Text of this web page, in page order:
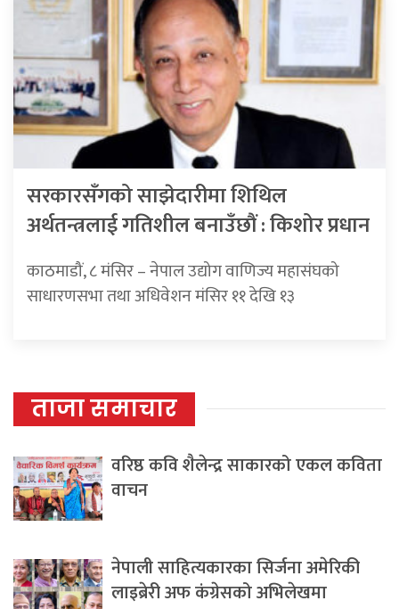
सरकारसँगको साझेदारीमा शिथिल
अर्थतन्त्रलाई गतिशील बनाउँछौं : किशोर प्रधान
काठमाडौं, ८ मंसिर – नेपाल उद्योग वाणिज्य महासंघको
साधारणसभा तथा अधिवेशन मंसिर ११ देखि १३
ताजा समाचार
वरिष्ठ कवि शैलेन्द्र साकारको एकल कविता
वाचन
नेपाली साहित्यकारका सिर्जना अमेरिकी
लाइब्रेरी अफ कंग्रेसको अभिलेखमा